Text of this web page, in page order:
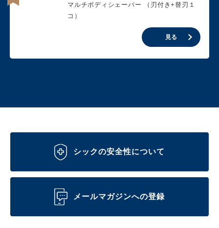
マルチボディシェーバー （刃付き+替刃１
コ）
見る
シックの安全性について
メールマガジンへの登録